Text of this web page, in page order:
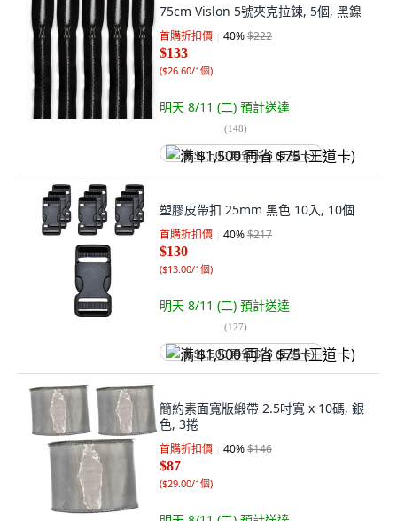
75cm Vislon 5號夾克拉鍊, 5個, 黑鎳
首購折扣價 40%$222
$133
($26.60/1個)
明天 8/11 (二) 預計送達
(148)
满 $1,500 再省 $75 (王道卡)
塑膠皮帶扣 25mm 黑色 10入, 10個
首購折扣價 40%$217
$130
($13.00/1個)
明天 8/11 (二) 預計送達
(127)
满 $1,500 再省 $75 (王道卡)
簡約素面寬版緞帶 2.5吋寬 x 10碼, 銀
色, 3捲
首購折扣價 40%$146
$87
($29.00/1個)